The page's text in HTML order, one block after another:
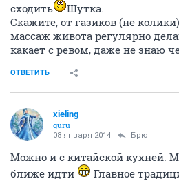
сходить
Шутка.
Скажите, от газиков (не
массаж живота регулярно
какает с ревом, даже не знаю
ОТВЕТИТЬ
xieling
guru
08 января 2014 Брю
Можно и с китайской кухней.
ближе идти
Главное